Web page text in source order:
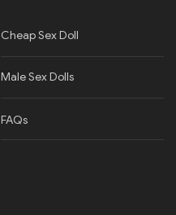
Cheap Sex Doll
Male Sex Dolls
FAQs